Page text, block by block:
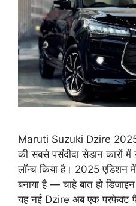
Maruti Suzuki Dzire
की सबसे पसंदीदा सेडान कारों
लॉन्च किया है। 2025 एडिशन
बनाया है — चाहे बात हो
यह नई Dzire अब एक परफेक्ट